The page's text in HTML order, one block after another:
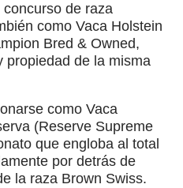
de raza
como Vaca Holstein
Bred & Owned,
propiedad de la misma
como Vaca
(Reserve Supreme
que engloba al total
por detrás de
la raza Brown Swiss.